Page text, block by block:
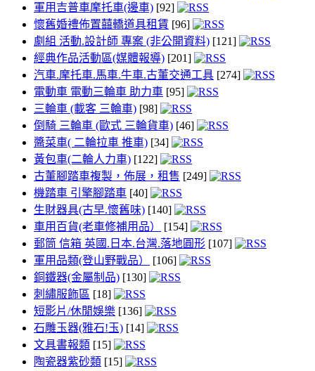
軍用吉普車摩托車(邊車) [92]
懷舊婚禮佈置囍轎道具租賃 [96]
劇組 活動.設計師 專案 (非公開資料) [121]
經典作品活動區(媒體報導) [201]
汽車.摩托車.馬車.牛車.古董交通工具 [274]
電動車 電動三輪車 助力車 [95]
三輪車 (載客 三輪車) [98]
倒騎 三輪車 (歐式 三輪貨車) [46]
醬菜車( 二輪拉車 推車) [34]
黃包車(二輪人力車) [122]
古董腳踏車複製，佈展，租售 [249]
機踏車 引擎腳踏車 [40]
生財器具(古早.懷舊味) [140]
車用百貨(老車修補用品）
[154]
郵筒 信箱 英國.日本.台灣.落地圓形 [107]
軍用品類(登山野戰品）
[106]
銅鐵器(金屬制品) [130]
刺繡服飾區 [18]
短影片/休閒娛樂 [136]
石雕玉器(雅石!玉) [14]
文具書報類 [15]
陶瓷器紫砂類 [15]